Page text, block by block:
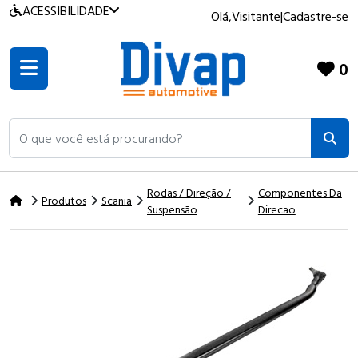
ACESSIBILIDADE Olá,Visitante|Cadastre-se
O que você está procurando?
0
Produtos Scania
Rodas / Direção /
Suspensão
Componentes Da
Direcao